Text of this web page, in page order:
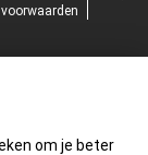
om je beter